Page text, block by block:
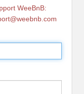
WeeBnB: